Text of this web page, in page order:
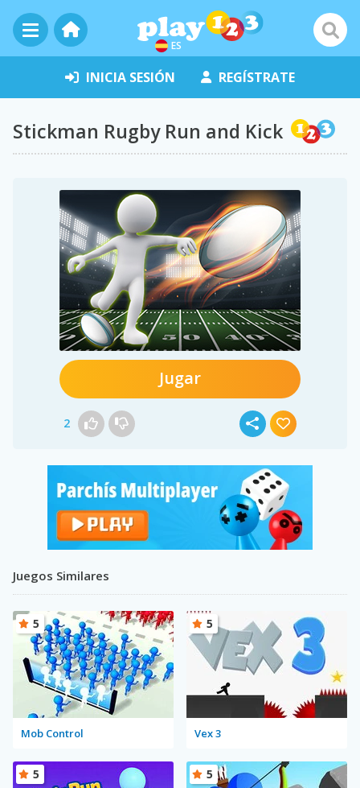
ES
INICIA SESIÓN REGÍSTRATE
Stickman Rugby Run and Kick
Jugar
2
Juegos Similares
Mob Control
5
Vex 3
5
5 5